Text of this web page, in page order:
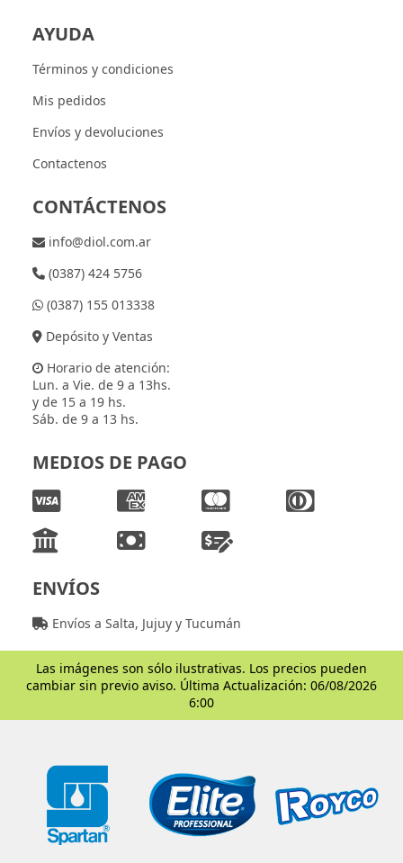
AYUDA
Términos y condiciones
Mis pedidos
Envíos y devoluciones
Contactenos
CONTÁCTENOS
info@diol.com.ar
(0387) 424 5756
(0387) 155 013338
Depósito y Ventas
Horario de atención:
Lun. a Vie. de 9 a 13hs.
y de 15 a 19 hs.
Sáb. de 9 a 13 hs.
MEDIOS DE PAGO
ENVÍOS
Envíos a Salta, Jujuy y Tucumán
Las imágenes son sólo ilustrativas. Los precios pueden
cambiar sin previo aviso. Última Actualización: 06/08/2026
6:00